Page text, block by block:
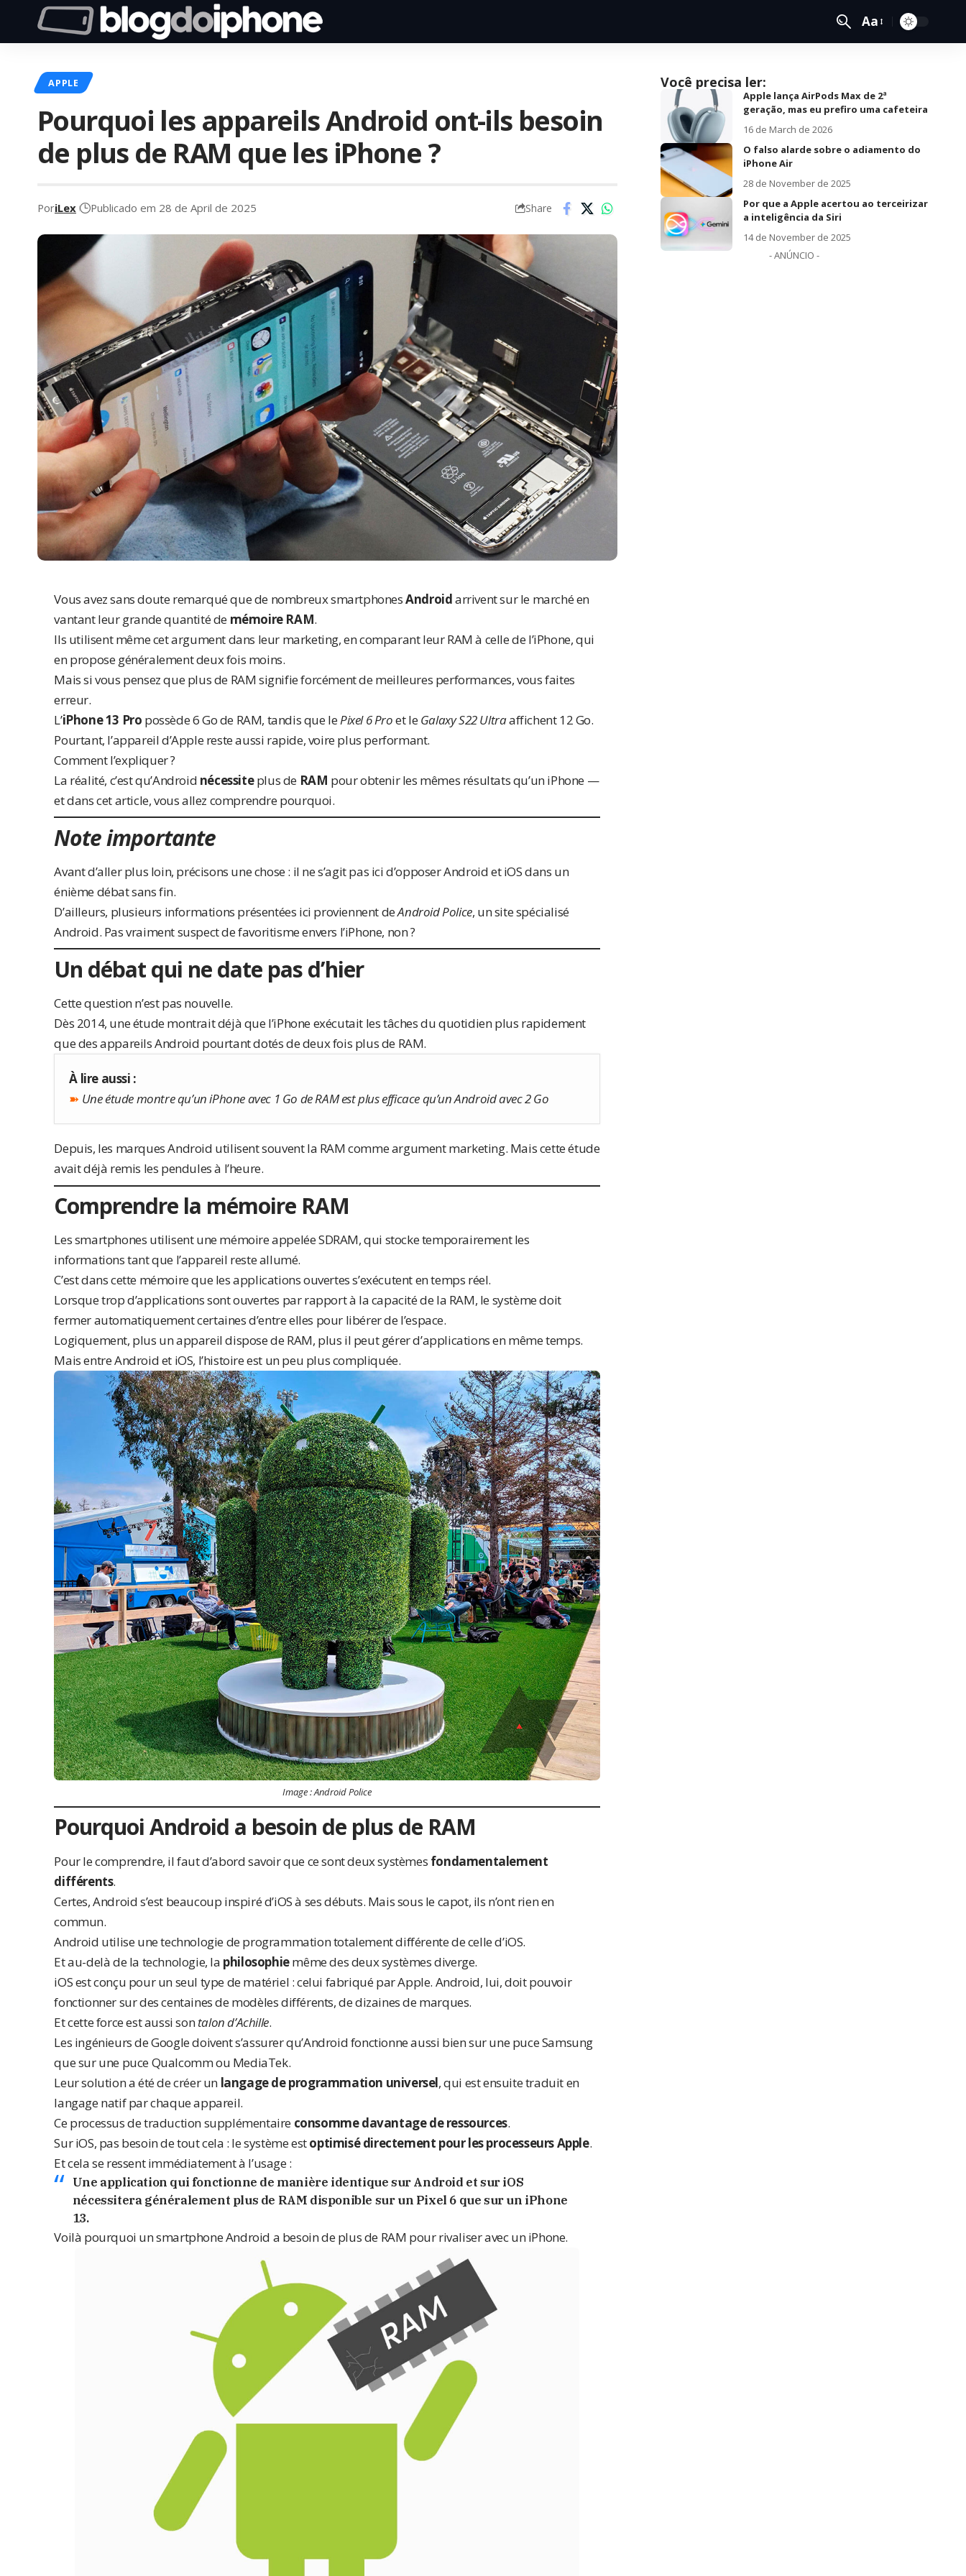
Aa
APPLE
Pourquoi les appareils Android ont-ils besoin
de plus de RAM que les iPhone ?
PoriLex Publicado em 28 de April de 2025 Share
Vous avez sans doute remarqué que de nombreux smartphonesAndroidarrivent sur le marché en
vantant leur grande quantité de mémoire RAM.
Ils utilisent même cet argument dans leur marketing, en comparant leur RAM à celle de l’iPhone, qui
en propose généralement deux fois moins.
Mais si vous pensez que plus de RAM signifie forcément de meilleures performances, vous faites
erreur.
L’iPhone 13 Pro possède 6 Go de RAM, tandis que le Pixel 6 Proet le Galaxy S22 Ultraaffichent 12 Go.
Pourtant, l’appareil d’Apple reste aussi rapide, voire plus performant.
Comment l’expliquer ?
La réalité, c’est qu’Android nécessiteplus de RAM pour obtenir les mêmes résultats qu’un iPhone —
et dans cet article, vous allez comprendre pourquoi.
Note importante
Avant d’aller plus loin, précisons une chose : il ne s’agit pas ici d’opposer Android etiOSdans un
énième débat sans fin.
D’ailleurs, plusieurs informations présentées ici proviennent deAndroid Police, un site spécialisé
Android. Pas vraiment suspect de favoritisme envers l’iPhone, non ?
Un débat qui ne date pas d’hier
Cette question n’est pas nouvelle.
Dès 2014, une étude montrait déjà que l’iPhone exécutait les tâches du quotidien plus rapidement
que des appareils Android pourtant dotés de deux fois plus de RAM.
À lire aussi :
➽ Une étude montre qu’un iPhone avec 1 Go de RAM est plus efficace qu’un Android avec 2 Go
Depuis, les marques Android utilisent souvent la RAM comme argument marketing. Mais cette étude
avait déjà remis les pendules à l’heure.
Comprendre la mémoire RAM
Les smartphones utilisent une mémoire appelée SDRAM, qui stocke temporairement les
informations tant que l’appareil reste allumé.
C’est dans cette mémoire que les applications ouvertes s’exécutent en temps réel.
Lorsque trop d’applications sont ouvertes par rapport à la capacité de la RAM, le système doit
fermer automatiquement certaines d’entre elles pour libérer de l’espace.
Logiquement, plus un appareil dispose de RAM, plus il peut gérer d’applications en même temps.
Mais entre Android et iOS, l’histoire est un peu plus compliquée.
Image :Android Police
Pourquoi Android a besoin de plus de RAM
Pour le comprendre, il faut d’abord savoir que ce sont deux systèmes fondamentalement
différents.
Certes, Android s’est beaucoup inspiré d’iOS à ses débuts. Mais sous le capot, ils n’ont rien en
commun.
Android utilise une technologie de programmation totalement différente de celle d’iOS.
Et au-delà de la technologie, la philosophiemême des deux systèmes diverge.
iOS est conçu pour un seul type de matériel : celui fabriqué par Apple. Android, lui, doit pouvoir
fonctionner sur des centaines de modèles différents, de dizaines de marques.
Et cette force est aussi sontalon d’Achille.
Les ingénieurs de Google doivent s’assurer qu’Android fonctionne aussi bien sur une puce Samsung
que sur une puce Qualcomm ou MediaTek.
Leur solution a été de créer un langage de programmation universel, qui est ensuite traduit en
langage natif par chaque appareil.
Ce processus de traduction supplémentaire consomme davantage de ressources.
Sur iOS, pas besoin de tout cela : le système estoptimisé directement pour les processeurs Apple.
Et cela se ressent immédiatement à l’usage :
Une application qui fonctionne de manière identique sur Android et sur iOS
nécessitera généralement plus de RAM disponible sur un Pixel 6 que sur un iPhone
13.
Voilà pourquoi un smartphone Android a besoin de plus de RAM pour rivaliser avec un iPhone.
Você precisa ler:
Apple lança AirPods Max de 2ª
geração, mas eu prefiro uma cafeteira
16 de March de 2026
O falso alarde sobre o adiamento do
iPhone Air
28 de November de 2025
Por que a Apple acertou ao terceirizar
a inteligência da Siri
14 de November de 2025
- ANÚNCIO -